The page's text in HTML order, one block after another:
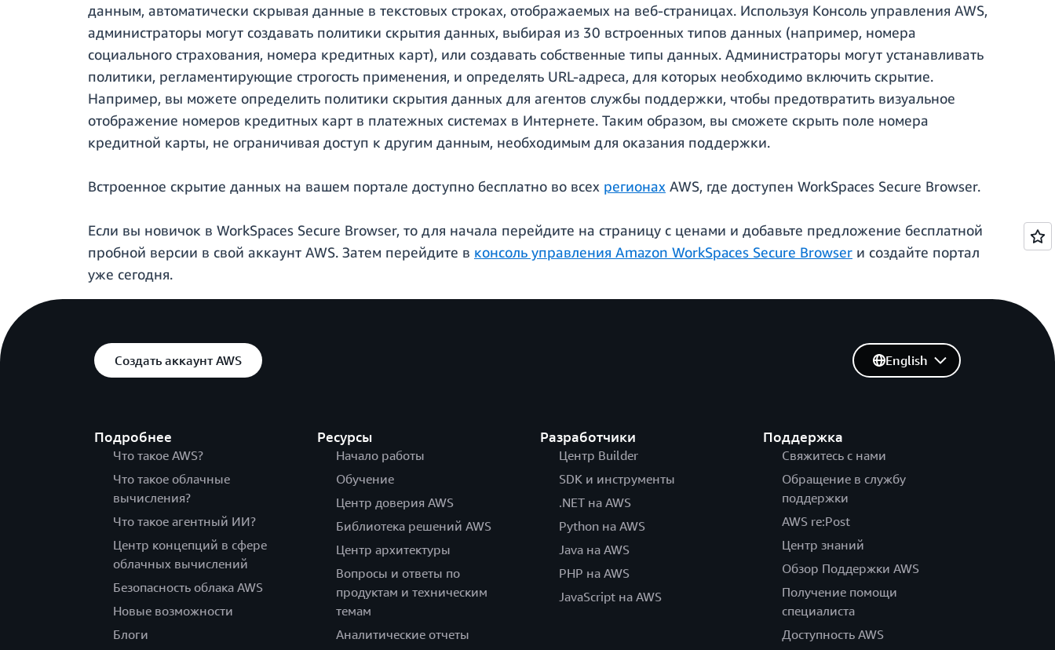
данным, автоматически скрывая данные в текстовых строках, отображаемых на веб-страницах. Используя Консоль управления AWS,
администраторы могут создавать политики скрытия данных, выбирая из 30 встроенных типов данных (например, номера
социального страхования, номера кредитных карт), или создавать собственные типы данных. Администраторы могут устанавливать
политики, регламентирующие строгость применения, и определять URL-адреса, для которых необходимо включить скрытие.
Например, вы можете определить политики скрытия данных для агентов службы поддержки, чтобы предотвратить визуальное
отображение номеров кредитных карт в платежных системах в Интернете. Таким образом, вы сможете скрыть поле номера
кредитной карты, не ограничивая доступ к другим данным, необходимым для оказания поддержки.
Встроенное скрытие данных на вашем портале доступно бесплатно во всех регионах AWS, где доступен WorkSpaces Secure Browser.
Если вы новичок в WorkSpaces Secure Browser, то для начала перейдите на страницу с ценами и добавьте предложение бесплатной
пробной версии в свой аккаунт AWS. Затем перейдите в консоль управления Amazon WorkSpaces Secure Browser и создайте портал
уже сегодня.
Создать аккаунт AWS
Подробнее
Что такое AWS?
Что такое облачные
вычисления?
Что такое агентный ИИ?
Центр концепций в сфере
облачных вычислений
Безопасность облака AWS
Новые возможности
Блоги
Ресурсы
Начало работы
Обучение
Центр доверия AWS
Библиотека решений AWS
Центр архитектуры
Вопросы и ответы по
продуктам и техническим
темам
Аналитические отчеты
Разработчики
Центр Builder
SDK и инструменты
.NET на AWS
Python на AWS
Java на AWS
PHP на AWS
JavaScript на AWS
Поддержка
Свяжитесь с нами
Обращение в службу
поддержки
AWS re:Post
Центр знаний
Обзор Поддержки AWS
Получение помощи
специалиста
Доступность AWS
English